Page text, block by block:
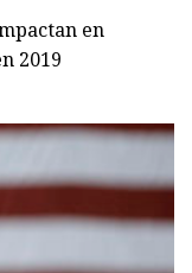
en
2019